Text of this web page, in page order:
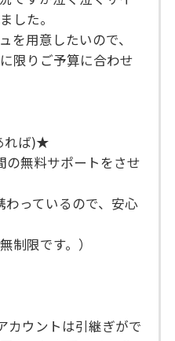
した。
を用意したいので、
限りご予算に合わせ
れば)★
の無料サポートをさせ
わっているので、安心
制限です。）
カウントは引継ぎがで